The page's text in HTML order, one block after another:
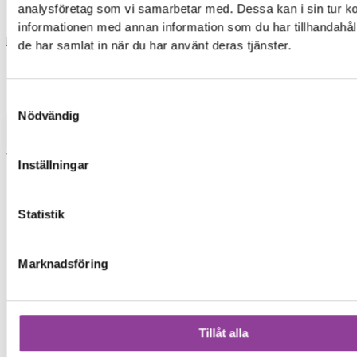
analysföretag som vi samarbetar med. Dessa kan i sin tur
informationen med annan information som du har
de har samlat in när du har använt deras tjänster.
Nödvändig
Inställningar
Statistik
Marknadsföring
Tillåt alla
Reparationer
Vattenskadebehandling
rengör och tar bort all fukt från komponenterna.
•Batteri och skärm kommer störst sannolikhet
behövas bytas
499,00kr
Symptom